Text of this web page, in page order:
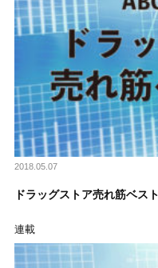
2018.05.07
ドラッグストア売れ筋ベ
連載